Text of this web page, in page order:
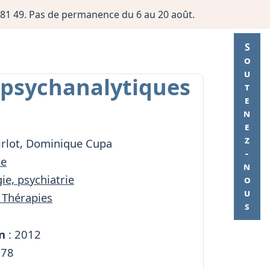
49. Pas de permanence du 6 au 20 août.
Soutenez-nous
Dominique Cupa
psychiatrie
: 2012